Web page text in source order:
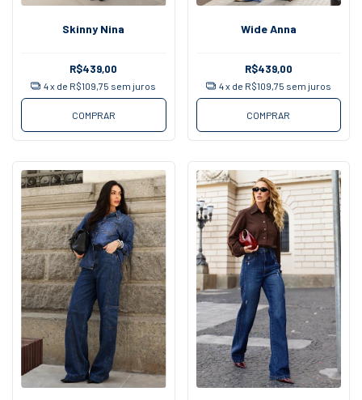
Skinny Nina
R$439,00
4x de R$109,75 sem juros
COMPRAR
Wide Anna
R$439,00
4x de R$109,75 sem juros
COMPRAR